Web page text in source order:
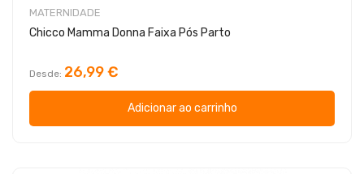
MATERNIDADE
Chicco Mamma Donna Faixa Pós Parto
Desde 26,99 €
Adicionar ao carrinho